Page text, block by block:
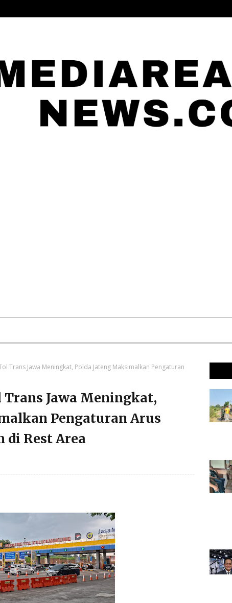
Trans Jawa Meningkat, Polda Jateng Maksimalkan Pengaturan
Jawa Meningkat,
Pengaturan Arus
di Rest Area